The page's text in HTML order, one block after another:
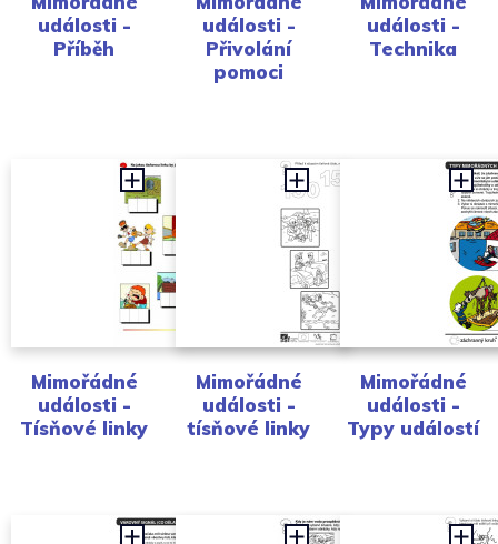
události -
Příběh
události -
Přivolání
pomoci
události -
Technika
Mimořádné
události -
Tísňové linky
Mimořádné
události -
tísňové linky
Mimořádné
události -
Typy událostí